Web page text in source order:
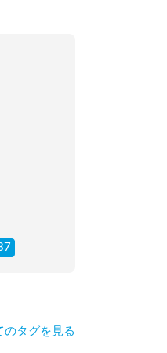
のタグを見る